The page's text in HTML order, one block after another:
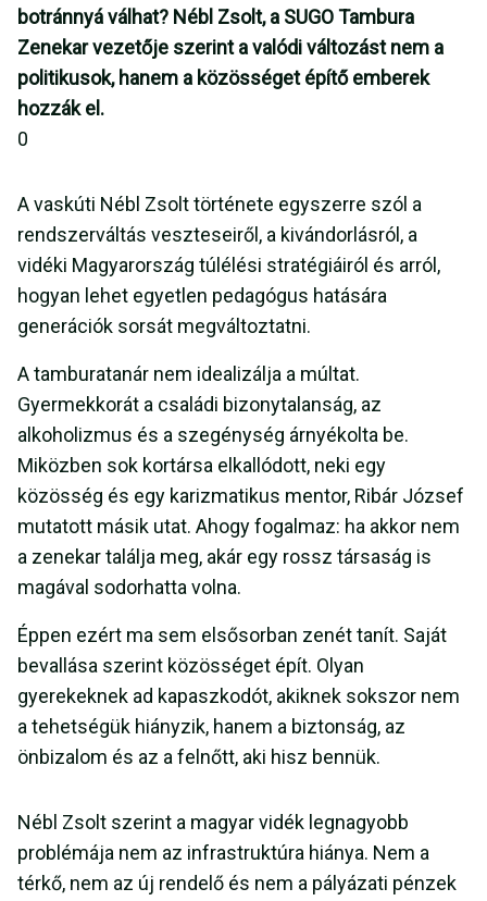
botránnyá válhat? Nébl Zsolt, a SUGO Tambura
Zenekar vezetője szerint a valódi változást nem a
politikusok, hanem a közösséget építő emberek
hozzák el.
0
A vaskúti Nébl Zsolt története egyszerre szól a
rendszerváltás veszteseiről, a kivándorlásról, a
vidéki Magyarország túlélési stratégiáiról és arról,
hogyan lehet egyetlen pedagógus hatására
generációk sorsát megváltoztatni.
A tamburatanár nem idealizálja a múltat.
Gyermekkorát a családi bizonytalanság, az
alkoholizmus és a szegénység árnyékolta be.
Miközben sok kortársa elkallódott, neki egy
közösség és egy karizmatikus mentor, Ribár József
mutatott másik utat. Ahogy fogalmaz: ha akkor nem
a zenekar találja meg, akár egy rossz társaság is
magával sodorhatta volna.
Éppen ezért ma sem elsősorban zenét tanít. Saját
bevallása szerint közösséget épít. Olyan
gyerekeknek ad kapaszkodót, akiknek sokszor nem
a tehetségük hiányzik, hanem a biztonság, az
önbizalom és az a felnőtt, aki hisz bennük.
Nébl Zsolt szerint a magyar vidék legnagyobb
problémája nem az infrastruktúra hiánya. Nem a
térkő, nem az új rendelő és nem a pályázati pénzek